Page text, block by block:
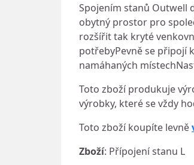
Spojením stanů Outwell
obytný prostor pro
rozšířit tak kryté
potřebyPevně se připojí
namáhaných
Toto zboží produkuje
výrobky, které se vždy
Toto zboží koupíte levně
Zboží: Přípojení stanu L